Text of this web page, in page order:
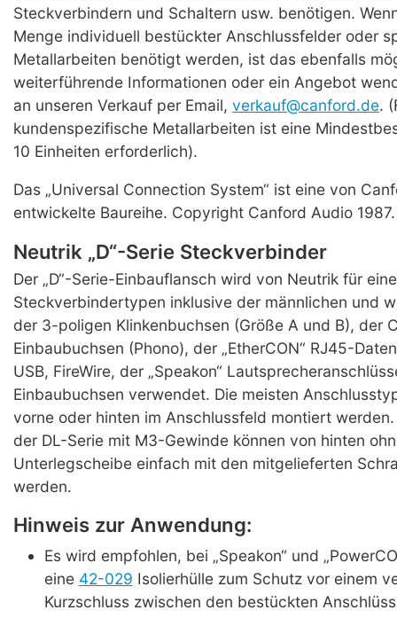
Steckverbindern und Schaltern usw. benötigen.
Menge individuell bestückter Anschlussfelder oder
Metallarbeiten benötigt werden, ist das ebenfalls
weiterführende Informationen oder ein Angebot
an unseren Verkauf per Email, verkauf@canford.de.
kundenspezifische Metallarbeiten ist eine
10 Einheiten erforderlich).
Das „Universal Connection System“ ist eine von
entwickelte Baureihe. Copyright Canford Audio 1987.
Neutrik „D“-Serie Steckverbinder
Der „D“-Serie-Einbauflansch wird von Neutrik für
Steckverbindertypen inklusive der männlichen und
der 3-poligen Klinkenbuchsen (Größe A und B), der
Einbaubuchsen (Phono), der „EtherCON“ RJ45-
USB, FireWire, der „Speakon“
Einbaubuchsen verwendet. Die meisten
vorne oder hinten im Anschlussfeld montiert werden.
der DL-Serie mit M3-Gewinde können von hinten
Unterlegscheibe einfach mit den mitgelieferten
werden.
Hinweis zur Anwendung:
Es wird empfohlen, bei „Speakon“ und
eine 42-029 Isolierhülle zum Schutz vor einem
Kurzschluss zwischen den bestückten